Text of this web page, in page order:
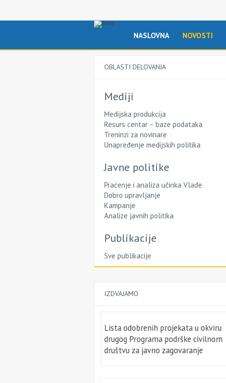
NASLOVNA NOVOSTI
OBLASTI DELOVANJA
Mediji
Medijska produkcija
Resurs centar – baze podataka
Treninzi za novinare
Unapređenje medijskih politika
Javne politike
Praćenje i analiza učinka Vlade
Dobro upravljanje
Kampanje
Analize javnih politika
Publikacije
Sve publikacije
IZDVAJAMO
Lista odobrenih projekata u okviru
drugog Programa podrške civilnom
društvu za javno zagovaranje